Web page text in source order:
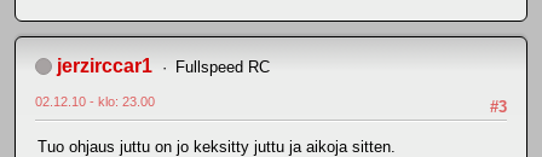
jerzirccar1 Fullspeed RC
#3
02.12.10 - klo: 23.00
Tuo ohjaus juttu on jo keksitty juttu ja aikoja sitten.